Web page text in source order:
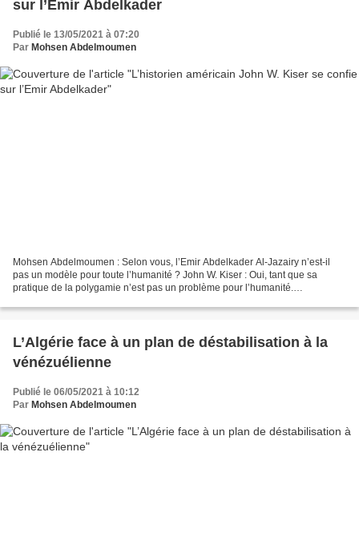
sur l’Emir Abdelkader
Publié le 13/05/2021 à 07:20
Par Mohsen Abdelmoumen
Mohsen Abdelmoumen : Selon vous, l’Emir Abdelkader Al-Jazairy n’est-il
pas un modèle pour toute l’humanité ? John W. Kiser : Oui, tant que sa
pratique de la polygamie n’est pas un problème pour l’humanité.
L’Algérie face à un plan de déstabilisation à la
vénézuélienne
Publié le 06/05/2021 à 10:12
Par Mohsen Abdelmoumen